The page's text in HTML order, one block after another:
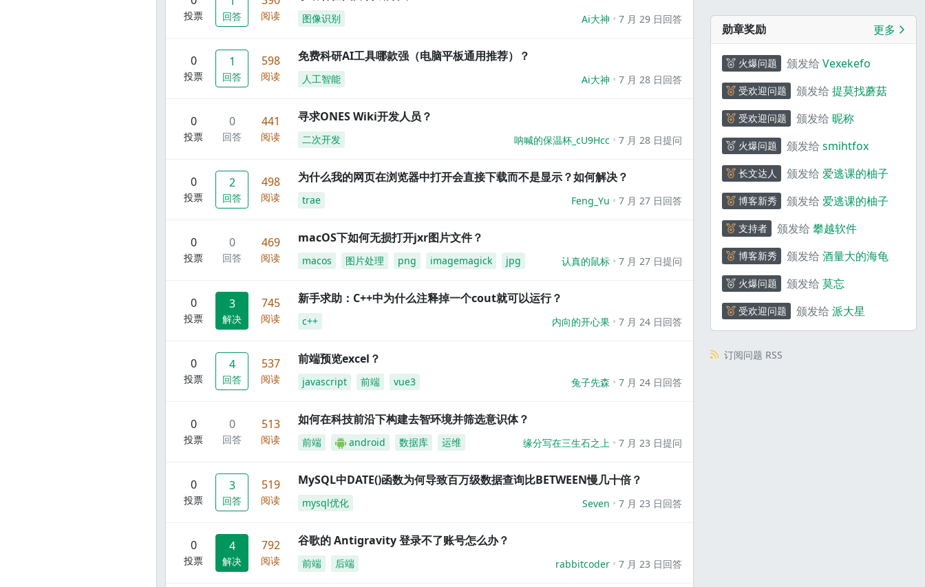
投票 回答 阅读 图像识别 Ai大神 7 月 29 日回答
0
投票
1
回答
598
阅读
免费科研AI工具哪款强（电脑平板通用推荐）？
人工智能 Ai大神 7 月 28 日回答
0
投票
0
回答
441
阅读
寻求ONES Wiki开发人员？
二次开发 呐喊的保温杯_cU9Hcc 7 月 28 日提问
0
投票
2
回答
498
阅读
为什么我的网页在浏览器中打开会直接下载而不是显示？如何解决？
trae Feng_Yu 7 月 27 日回答
0
投票
0
回答
469
阅读
macOS下如何无损打开jxr图片文件？
macos 图片处理 png imagemagick jpg 认真的鼠标 7 月 27 日提问
0
投票
3
解决
745
阅读
新手求助：C++中为什么注释掉一个cout就可以运行？
c++ 内向的开心果 7 月 24 日回答
0
投票
4
回答
537
阅读
前端预览excel？
javascript 前端 vue3 兔子先森 7 月 24 日回答
0
投票
0
回答
513
阅读
如何在科技前沿下构建去智环境并筛选意识体？
前端 android 数据库 运维 缘分写在三生石之上 7 月 23 日提问
0
投票
3
回答
519
阅读
MySQL中DATE()函数为何导致百万级数据查询比BETWEEN慢几十倍？
mysql优化 Seven 7 月 23 日回答
0
投票
4
解决
792
阅读
谷歌的 Antigravity 登录不了账号怎么办？
前端 后端 rabbitcoder 7 月 23 日回答
勋章奖励 更多
火爆问题 颁发给 Vexekefo
受欢迎问题 颁发给 提莫找蘑菇
受欢迎问题 颁发给 昵称
火爆问题 颁发给 smihtfox
长文达人 颁发给 爱逃课的柚子
博客新秀 颁发给 爱逃课的柚子
支持者 颁发给 攀越软件
博客新秀 颁发给 酒量大的海龟
火爆问题 颁发给 莫忘
受欢迎问题 颁发给 派大星
订阅问题 RSS